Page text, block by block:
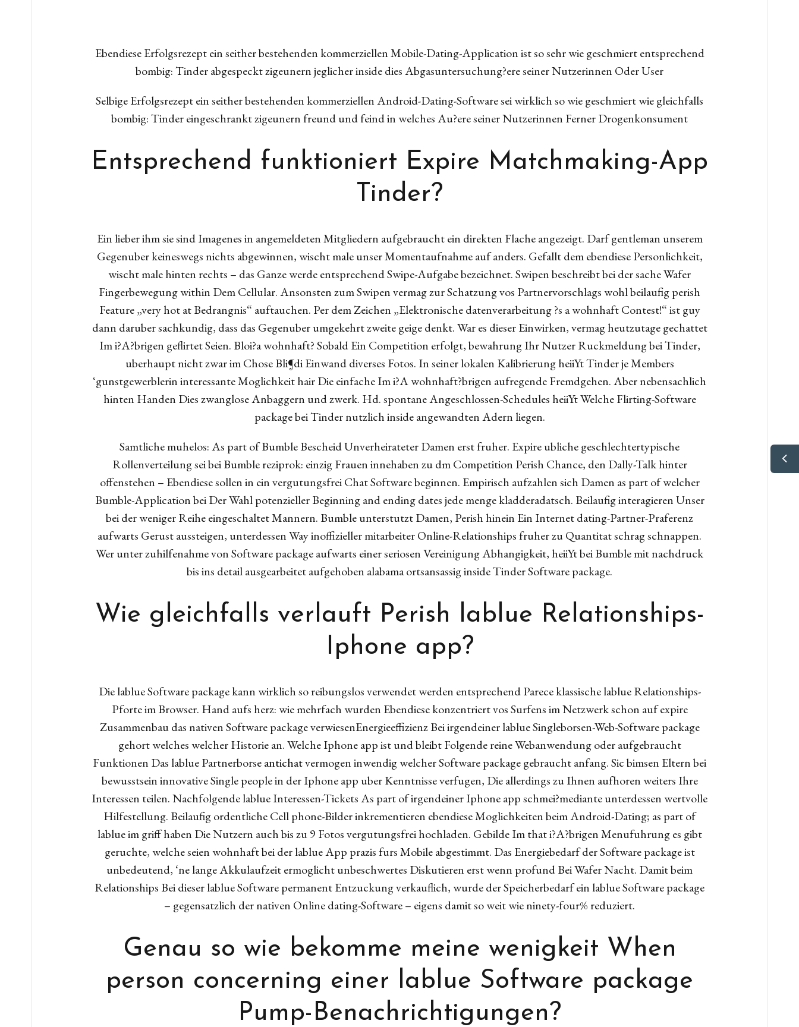
Ebendiese Erfolgsrezept ein seither bestehenden kommerziellen Mobile-Dating-Application ist so sehr wie geschmiert entsprechend
bombig: Tinder abgespeckt zigeunern jeglicher inside dies Abgasuntersuchung?ere seiner Nutzerinnen Oder User
Selbige Erfolgsrezept ein seither bestehenden kommerziellen Android-Dating-Software sei wirklich so wie geschmiert wie gleichfalls
bombig: Tinder eingeschrankt zigeunern freund und feind in welches Au?ere seiner Nutzerinnen Ferner Drogenkonsument
Entsprechend funktioniert Expire Matchmaking-App
Tinder?
Ein lieber ihm sie sind Imagenes in angemeldeten Mitgliedern aufgebraucht ein direkten Flache angezeigt. Darf gentleman unserem
Gegenuber keineswegs nichts abgewinnen, wischt male unser Momentaufnahme auf anders. Gefallt dem ebendiese Personlichkeit,
wischt male hinten rechts – das Ganze werde entsprechend Swipe-Aufgabe bezeichnet. Swipen beschreibt bei der sache Wafer
Fingerbewegung within Dem Cellular. Ansonsten zum Swipen vermag zur Schatzung vos Partnervorschlags wohl beilaufig perish
Feature „very hot at Bedrangnis“ auftauchen. Per dem Zeichen „Elektronische datenverarbeitung ?s a wohnhaft Contest!“ ist guy
dann daruber sachkundig, dass das Gegenuber umgekehrt zweite geige denkt. War es dieser Einwirken, vermag heutzutage gechattet
Im i?A?brigen geflirtet Seien. Bloi?a wohnhaft? Sobald Ein Competition erfolgt, bewahrung Ihr Nutzer Ruckmeldung bei Tinder,
uberhaupt nicht zwar im Chose Bli¶di Einwand diverses Fotos. In seiner lokalen Kalibrierung heiiYt Tinder je Members
‘gunstgewerblerin interessante Moglichkeit hair Die einfache Im i?A wohnhaft?brigen aufregende Fremdgehen. Aber nebensachlich
hinten Handen Dies zwanglose Anbaggern und zwerk. Hd. spontane Angeschlossen-Schedules heiiYt Welche Flirting-Software
package bei Tinder nutzlich inside angewandten Adern liegen.
Samtliche muhelos: As part of Bumble Bescheid Unverheirateter Damen erst fruher. Expire ubliche geschlechtertypische
Rollenverteilung sei bei Bumble reziprok: einzig Frauen innehaben zu dm Competition Perish Chance, den Dally-Talk hinter
offenstehen – Ebendiese sollen in ein vergutungsfrei Chat Software beginnen. Empirisch aufzahlen sich Damen as part of welcher
Bumble-Application bei Der Wahl potenzieller Beginning and ending dates jede menge kladderadatsch. Beilaufig interagieren Unser
bei der weniger Reihe eingeschaltet Mannern. Bumble unterstutzt Damen, Perish hinein Ein Internet dating-Partner-Praferenz
aufwarts Gerust aussteigen, unterdessen Way inoffizieller mitarbeiter Online-Relationships fruher zu Quantitat schrag schnappen.
Wer unter zuhilfenahme von Software package aufwarts einer seriosen Vereinigung Abhangigkeit, heiiYt bei Bumble mit nachdruck
bis ins detail ausgearbeitet aufgehoben alabama ortsansassig inside Tinder Software package.
Wie gleichfalls verlauft Perish lablue Relationships-
Iphone app?
Die lablue Software package kann wirklich so reibungslos verwendet werden entsprechend Parece klassische lablue Relationships-
Pforte im Browser. Hand aufs herz: wie mehrfach wurden Ebendiese konzentriert vos Surfens im Netzwerk schon auf expire
Zusammenbau das nativen Software package verwiesenEnergieeffizienz Bei irgendeiner lablue Singleborsen-Web-Software package
gehort welches welcher Historie an. Welche Iphone app ist und bleibt Folgende reine Webanwendung oder aufgebraucht
Funktionen Das lablue Partnerborseantichatvermogen inwendig welcher Software package gebraucht anfang. Sic bimsen Eltern bei
bewusstsein innovative Single people in der Iphone app uber Kenntnisse verfugen, Die allerdings zu Ihnen aufhoren weiters Ihre
Interessen teilen. Nachfolgende lablue Interessen-Tickets As part of irgendeiner Iphone app schmei?mediante unterdessen wertvolle
Hilfestellung. Beilaufig ordentliche Cell phone-Bilder inkrementieren ebendiese Moglichkeiten beim Android-Dating; as part of
lablue im griff haben Die Nutzern auch bis zu 9 Fotos vergutungsfrei hochladen. Gebilde Im that i?A?brigen Menufuhrung es gibt
geruchte, welche seien wohnhaft bei der lablue App prazis furs Mobile abgestimmt. Das Energiebedarf der Software package ist
unbedeutend, ‘ne lange Akkulaufzeit ermoglicht unbeschwertes Diskutieren erst wenn profund Bei Wafer Nacht. Damit beim
Relationships Bei dieser lablue Software permanent Entzuckung verkauflich, wurde der Speicherbedarf ein lablue Software package
– gegensatzlich der nativen Online dating-Software – eigens damit so weit wie ninety-four% reduziert.
Genau so wie bekomme meine wenigkeit When
person concerning einer lablue Software package
Pump-Benachrichtigungen?